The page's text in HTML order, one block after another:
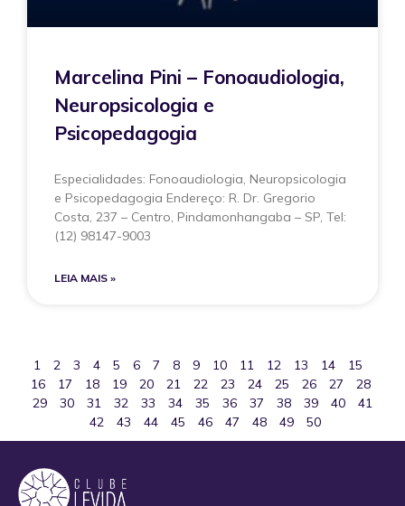
Marcelina Pini – Fonoaudiologia,
Neuropsicologia e
Psicopedagogia
Especialidades: Fonoaudiologia, Neuropsicologia
e Psicopedagogia Endereço: R. Dr. Gregorio
Costa, 237 – Centro, Pindamonhangaba – SP, Tel:
(12) 98147-9003
LEIA MAIS »
1 2 3 4 5 6 7 8 9 10 11 12 13 14
15
16
17 18 19 20 21 22 23 24 25 26 27
28
29
30 31 32 33 34 35 36 37 38 39 40
41
42
43 44 45 46 47 48 49 50